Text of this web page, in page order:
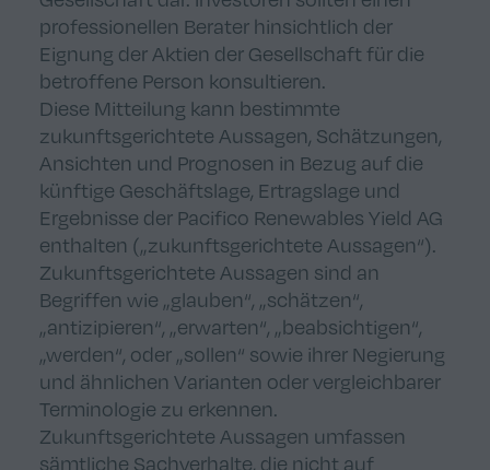
professionellen Berater hinsichtlich der
Eignung der Aktien der Gesellschaft für die
betroffene Person konsultieren.
Diese Mitteilung kann bestimmte
zukunftsgerichtete Aussagen, Schätzungen,
Ansichten und Prognosen in Bezug auf die
künftige Geschäftslage, Ertragslage und
Ergebnisse der Pacifico Renewables Yield AG
enthalten („zukunftsgerichtete Aussagen“).
Zukunftsgerichtete Aussagen sind an
Begriffen wie „glauben“, „schätzen“,
„antizipieren“, „erwarten“, „beabsichtigen“,
„werden“, oder „sollen“ sowie ihrer Negierung
und ähnlichen Varianten oder vergleichbarer
Terminologie zu erkennen.
Zukunftsgerichtete Aussagen umfassen
sämtliche Sachverhalte, die nicht auf